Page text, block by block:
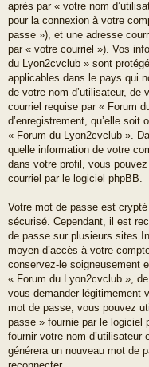
après par « votre nom
pour la connexion à votre
passe »), et une adresse
par « votre courriel »). Vos
du Lyon2cvclub » sont
applicables dans le pays qui
de votre nom d’utilisateur, de
courriel requise par « Forum
d’enregistrement, qu’elle
« Forum du Lyon2cvclub ».
quelle information de votre
dans votre profil, vous
courriel par le logiciel phpBB.
Votre mot de passe est
sécurisé. Cependant, il est
de passe sur plusieurs sites
moyen d’accès à votre
conservez-le soigneusement
« Forum du Lyon2cvclub »,
vous demander légitimement
mot de passe, vous pouvez
passe » fournie par le logiciel
fournir votre nom
générera un nouveau mot de